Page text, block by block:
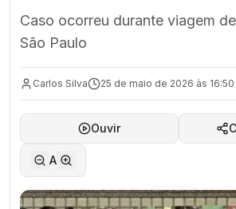
Caso ocorreu durante viagem
São Paulo
Carlos Silva 25 de maio de 2026 às 16:50
Ouvir
A